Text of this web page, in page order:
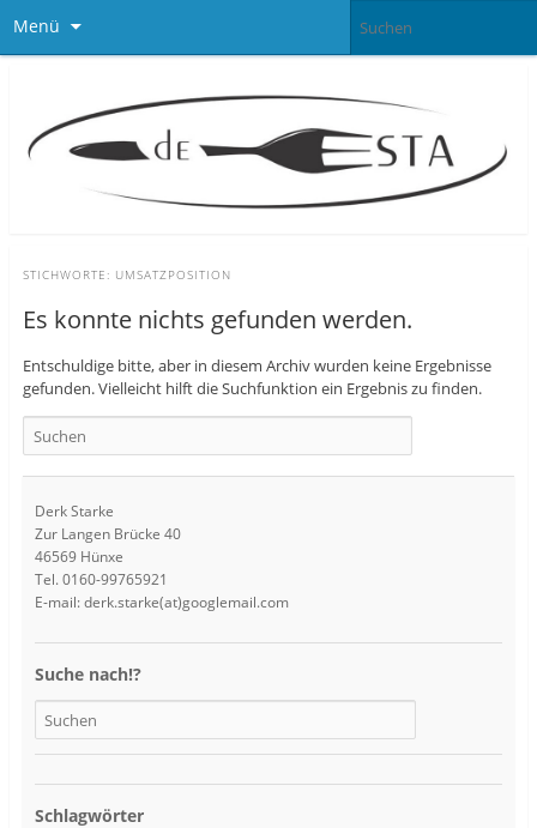
Menü
STICHWORTE: UMSATZPOSITION
Es konnte nichts gefunden werden.
Entschuldige bitte, aber in diesem Archiv wurden keine Ergebnisse
gefunden. Vielleicht hilft die Suchfunktion ein Ergebnis zu finden.
Derk Starke
Zur Langen Brücke 40
46569 Hünxe
Tel. 0160-99765921
E-mail: derk.starke(at)googlemail.com
Suche nach!?
Schlagwörter